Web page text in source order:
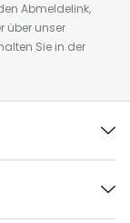
Abmeldelink,
über unser
Sie in der